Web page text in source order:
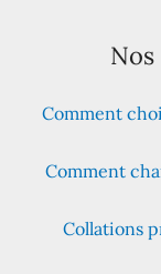
Comment
Comment
Collations